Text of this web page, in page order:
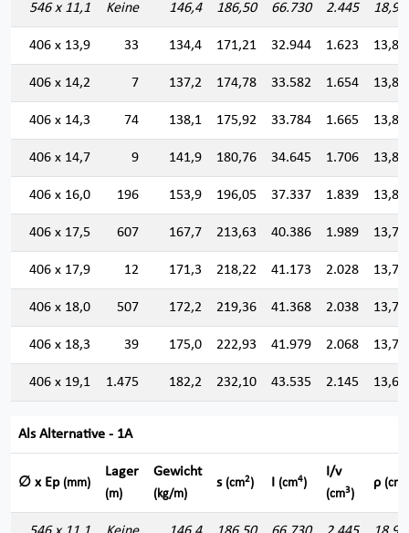
546 x 11,1 Keine 146,4 186,50 66.730 2.445
406 x 13,9 33 134,4 171,21 32.944 1.623
406 x 14,2 7 137,2 174,78 33.582 1.654
406 x 14,3 74 138,1 175,92 33.784 1.665
406 x 14,7 9 141,9 180,76 34.645 1.706
406 x 16,0 196 153,9 196,05 37.337 1.839
406 x 17,5 607 167,7 213,63 40.386 1.989
406 x 17,9 12 171,3 218,22 41.173 2.028
406 x 18,0 507 172,2 219,36 41.368 2.038
406 x 18,3 39 175,0 222,93 41.979 2.068
406 x 19,1 1.475 182,2 232,10 43.535 2.145
Als Alternative - 1A
∅ x Ep (mm)
Lager
(m)
Gewicht
(kg/m)
s (cm2) I (cm4)
I/v
(cm3)
ρ (cm)